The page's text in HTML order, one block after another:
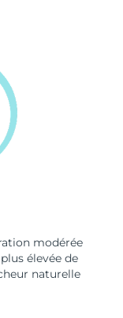
modérée
élevée de
naturelle